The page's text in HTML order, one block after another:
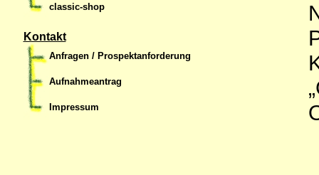
classic-shop
Kontakt
Anfragen / Prospektanforderung
Aufnahmeantrag
Impressum